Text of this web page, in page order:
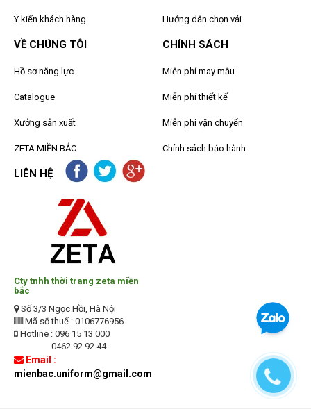
Ý kiến khách hàng Hướng dẫn chọn vải
VỀ CHÚNG TÔI
Hồ sơ năng lực
Catalogue
Xưởng sản xuất
ZETA MIỀN BẮC
CHÍNH SÁCH
Miễn phí may mẫu
Miễn phí thiết kế
Miễn phí vận chuyển
Chính sách bảo hành
LIÊN HỆ
Cty tnhh thời trang zeta miền
bắc
Số 3/3 Ngọc Hồi, Hà Nội
Mã số thuế : 0106776956
Hotline : 096 15 13 000
0462 92 92 44
Email :
mienbac.uniform@gmail.com